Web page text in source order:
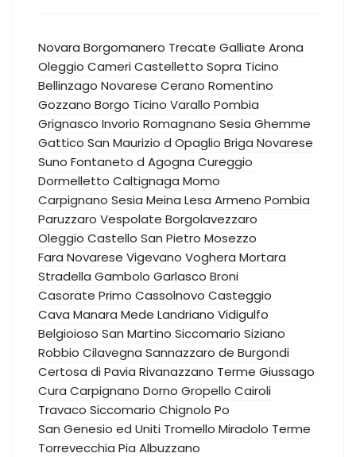
Novara Borgomanero Trecate Galliate Arona
Oleggio CameriCastelletto Sopra Ticino
Bellinzago Novarese Cerano Romentino
Gozzano Borgo Ticino Varallo Pombia
Grignasco Invorio Romagnano Sesia Ghemme
Gattico San Maurizio d Opaglio Briga Novarese
Suno Fontaneto d Agogna Cureggio
Dormelletto Caltignaga Momo
Carpignano Sesia Meina Lesa Armeno Pombia
Paruzzaro Vespolate Borgolavezzaro
Oleggio Castello San Pietro Mosezzo
Fara Novarese Vigevano Voghera Mortara
Stradella Gambolo Garlasco Broni
Casorate Primo Cassolnovo Casteggio
Cava Manara Mede Landriano Vidigulfo
Belgioioso San Martino Siccomario Siziano
Robbio Cilavegna Sannazzaro de Burgondi
Certosa di Pavia Rivanazzano Terme Giussago
Cura Carpignano Dorno Gropello Cairoli
Travaco Siccomario Chignolo Po
San Genesio ed Uniti Tromello Miradolo Terme
Torrevecchia Pia Albuzzano